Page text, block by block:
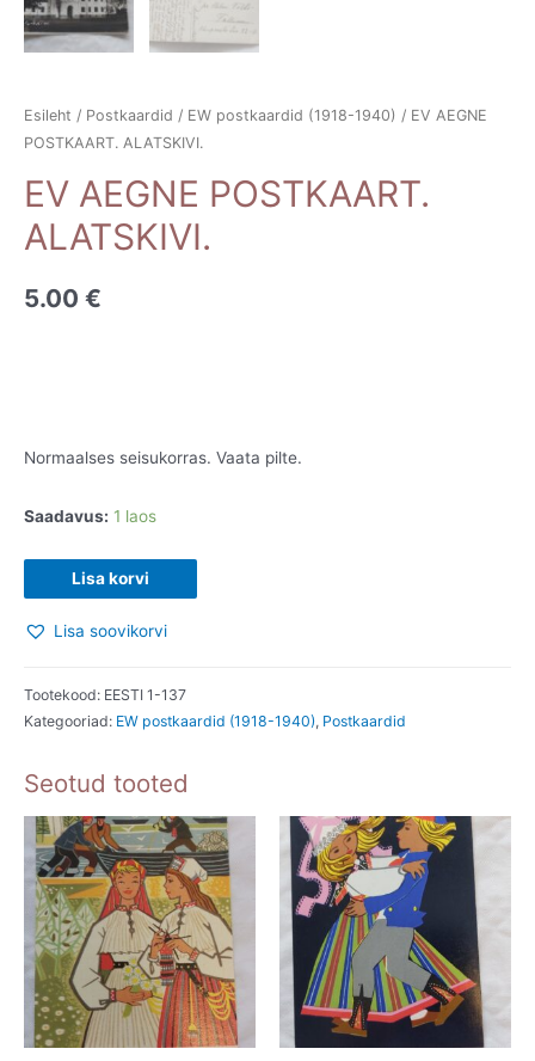
Esileht / Postkaardid / EW postkaardid (1918-1940) / EV AEGNE
POSTKAART. ALATSKIVI.
EV AEGNE POSTKAART.
ALATSKIVI.
5.00 €
Normaalses seisukorras. Vaata pilte.
Saadavus: 1 laos
AEGNE
POSTKAART.
kogus
Lisa korvi
Lisa soovikorvi
Tootekood: EESTI 1-137
Kategooriad: EW postkaardid (1918-1940), Postkaardid
Seotud tooted